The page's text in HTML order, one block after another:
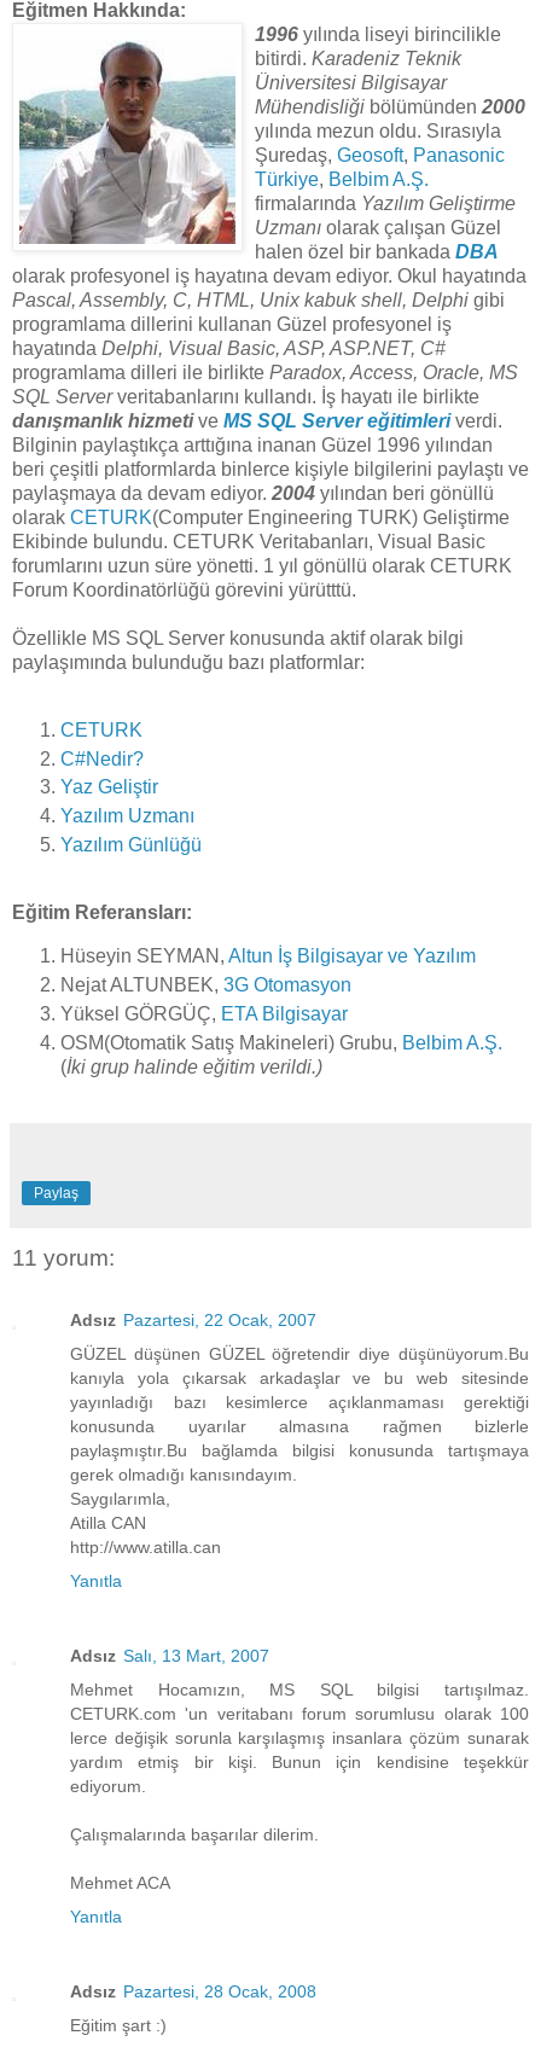
Eğitmen Hakkında:
1996 yılında liseyi birincilikle
bitirdi. Karadeniz Teknik
Üniversitesi Bilgisayar
Mühendisliği bölümünden 2000
yılında mezun oldu. Sırasıyla
Şuredaş, Geosoft, Panasonic
Türkiye, Belbim A.Ş.
firmalarında Yazılım Geliştirme
Uzmanı olarak çalışan Güzel
halen özel bir bankada DBA
olarak profesyonel iş hayatına devam ediyor. Okul hayatında
Pascal, Assembly, C, HTML, Unix kabuk shell, Delphi gibi
programlama dillerini kullanan Güzel profesyonel iş
hayatında Delphi, Visual Basic, ASP, ASP.NET, C#
programlama dilleri ile birlikte Paradox, Access, Oracle, MS
SQL Serververitabanlarını kullandı. İş hayatı ile birlikte
danışmanlık hizmetive MS SQL Server eğitimleri verdi.
Bilginin paylaştıkça arttığına inanan Güzel 1996 yılından
beri çeşitli platformlarda binlerce kişiyle bilgilerini paylaştı ve
paylaşmaya da devam ediyor. 2004 yılından beri gönüllü
olarak CETURK(Computer Engineering TURK) Geliştirme
Ekibinde bulundu. CETURK Veritabanları, Visual Basic
forumlarını uzun süre yönetti. 1 yıl gönüllü olarak CETURK
Forum Koordinatörlüğü görevini yürütttü.
Özellikle MS SQL Server konusunda aktif olarak bilgi
paylaşımında bulunduğu bazı platformlar:
CETURK
C#Nedir?
Yaz Geliştir
Yazılım Uzmanı
Yazılım Günlüğü
Eğitim Referansları:
Hüseyin SEYMAN, Altun İş Bilgisayar ve Yazılım
Nejat ALTUNBEK, 3G Otomasyon
Yüksel GÖRGÜÇ, ETA Bilgisayar
OSM(Otomatik Satış Makineleri) Grubu, Belbim A.Ş.
(İki grup halinde eğitim verildi.)
Paylaş
11 yorum:
Adsız Pazartesi, 22 Ocak, 2007
GÜZEL düşünen GÜZEL öğretendir diye düşünüyorum.Bu
kanıyla yola çıkarsak arkadaşlar ve bu web sitesinde
yayınladığı bazı kesimlerce açıklanmaması gerektiği
konusunda uyarılar almasına rağmen bizlerle
paylaşmıştır.Bu bağlamda bilgisi konusunda tartışmaya
gerek olmadığı kanısındayım.
Saygılarımla,
Atilla CAN
http://www.atilla.can
Yanıtla
Adsız Salı, 13 Mart, 2007
Mehmet Hocamızın, MS SQL bilgisi tartışılmaz.
CETURK.com 'un veritabanı forum sorumlusu olarak 100
lerce değişik sorunla karşılaşmış insanlara çözüm sunarak
yardım etmiş bir kişi. Bunun için kendisine teşekkür
ediyorum.
Çalışmalarında başarılar dilerim.
Mehmet ACA
Yanıtla
Adsız Pazartesi, 28 Ocak, 2008
Eğitim şart :)